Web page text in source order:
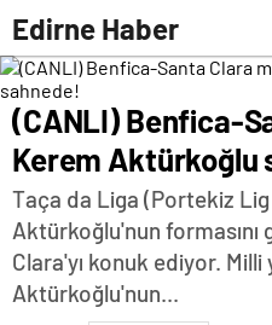
Edirne Haber
(CANLI) Benfica-
Kerem Aktürkoğlu
Taça da Liga (Portekiz
Aktürkoğlu'nun
Clara'yı konuk ediyor. Milli
Aktürkoğlu'nun...